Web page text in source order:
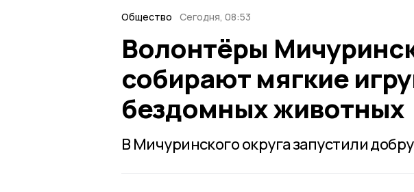
Общество Сегодня, 08:53
Волонтёры
собирают мягкие
бездомных животных
В Мичуринского округа запустили